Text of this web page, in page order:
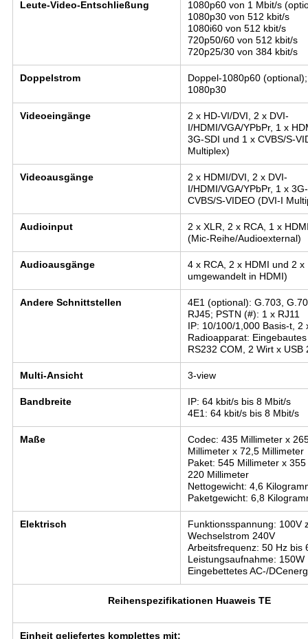
Leute-Video-Entschließung
1080p60 von 1 Mbit/s
1080p30 von 512 kbit/s
1080i60 von 512 kbit/s
720p50/60 von 512 kbit/s
720p25/30 von 384 kbit/s
Doppelstrom
Doppel-1080p60
1080p30
Videoeingänge
2 x HD-VI/DVI, 2 x DVI-
I/HDMI/VGA/YPbPr, 1 x
3G-SDI und 1 x CVBS/S-
Multiplex)
Videoausgänge
2 x HDMI/DVI, 2 x DVI-
I/HDMI/VGA/YPbPr, 1 x
CVBS/S-VIDEO (DVI-I
Audioinput
2 x XLR, 2 x RCA, 1 x
(Mic-Reihe/Audioexternal)
Audioausgänge
4 x RCA, 2 x HDMI und 2 x
umgewandelt in HDMI)
Andere Schnittstellen
4E1 (optional): G.703,
RJ45; PSTN (#): 1 x RJ11
IP: 10/100/1,000 Basis-t, 2
Radioapparat:
RS232 COM, 2 Wirt x USB
Multi-Ansicht 3-view
Bandbreite
IP: 64 kbit/s bis 8 Mbit/s
4E1: 64 kbit/s bis 8 Mbit/s
Maße
Codec: 435 Millimeter x
Millimeter x 72,5 Millimeter
Paket: 545 Millimeter x
220 Millimeter
Nettogewicht: 4,6
Paketgewicht: 6,8
Elektrisch
Funktionsspannung: 100V
Wechselstrom 240V
Arbeitsfrequenz: 50 Hz bis
Leistungsaufnahme: 150W
Eingebettetes AC-/
Reihenspezifikationen Huaweis TE
Einheit geliefertes komplettes mit: